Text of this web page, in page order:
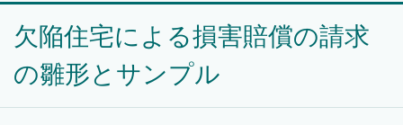
欠陥住宅による損害賠償の請求
の雛形とサンプル